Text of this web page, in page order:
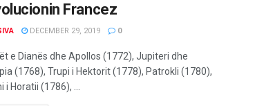
Francez
DECEMBER 29, 2019 0
e Dianës dhe Apollos (1772), Jupiteri dhe
(1768), Trupi i Hektorit (1778), Patrokli (1780),
i Horatii (1786), ...